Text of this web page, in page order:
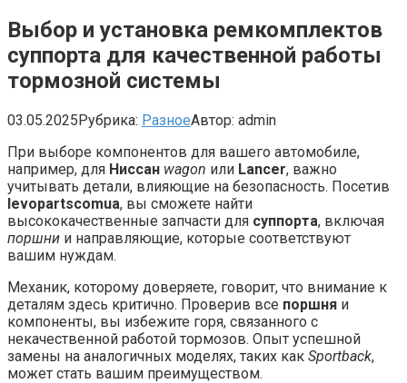
Выбор и установка ремкомплектов
суппорта для качественной работы
тормозной системы
03.05.2025Рубрика: РазноеАвтор: admin
При выборе компонентов для вашего автомобиле,
например, для Ниссан wagon или Lancer, важно
учитывать детали, влияющие на безопасность. Посетив
levopartscomua, вы сможете найти
высококачественные запчасти для суппорта, включая
поршни и направляющие, которые соответствуют
вашим нуждам.
Механик, которому доверяете, говорит, что внимание к
деталям здесь критично. Проверив все поршня и
компоненты, вы избежите горя, связанного с
некачественной работой тормозов. Опыт успешной
замены на аналогичных моделях, таких как Sportback,
может стать вашим преимуществом.